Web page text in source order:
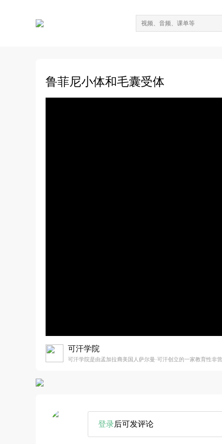
鲁菲尼小体和毛囊受体
可汗学院
可汗学院是由孟加拉裔美国人萨尔曼·可汗创立的一家教育性非营
登录后可发评论